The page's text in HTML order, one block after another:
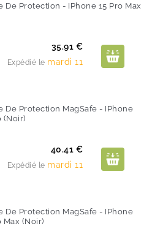
De Protection - IPhone 15 Pro Max
Prix
35.91 €
Expédié le mardi 11
De Protection MagSafe - IPhone
(noir)
Prix
40.41 €
Expédié le mardi 11
De Protection MagSafe - IPhone
Max (noir)